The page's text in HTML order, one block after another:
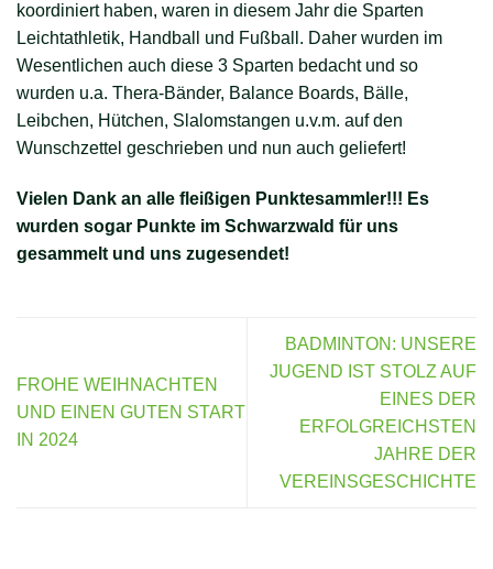
koordiniert haben, waren in diesem Jahr die Sparten
Leichtathletik, Handball und Fußball. Daher wurden im
Wesentlichen auch diese 3 Sparten bedacht und so
wurden u.a. Thera-Bänder, Balance Boards, Bälle,
Leibchen, Hütchen, Slalomstangen u.v.m. auf den
Wunschzettel geschrieben und nun auch geliefert!
Vielen Dank an alle fleißigen Punktesammler!!! Es
wurden sogar Punkte im Schwarzwald für uns
gesammelt und uns zugesendet!
FROHE WEIHNACHTEN
UND EINEN GUTEN START
IN 2024
BADMINTON: UNSERE
JUGEND IST STOLZ AUF
EINES DER
ERFOLGREICHSTEN
JAHRE DER
VEREINSGESCHICHTE